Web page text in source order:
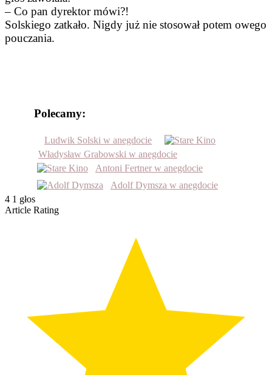
– Co pan dyrektor mówi?!
Solskiego zatkało. Nigdy już nie stosował potem owego
pouczania.
Polecamy:
Ludwik Solski w anegdocie
Władysław Grabowski w anegdocie
Antoni Fertner w anegdocie
Adolf Dymsza w anegdocie
4 1 głos
Article Rating